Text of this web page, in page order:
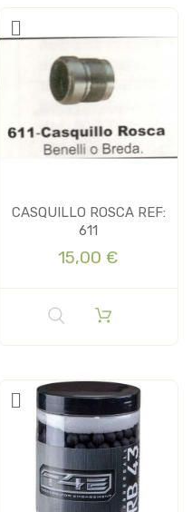
CASQUILLO ROSCA REF:
611
15,00 €